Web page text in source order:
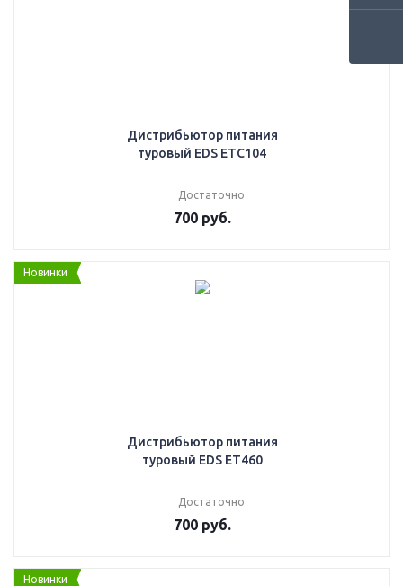
Дистрибьютор питания
туровый EDS ETC104
Достаточно
700руб.
Новинки
Дистрибьютор питания
туровый EDS ET460
Достаточно
700руб.
Новинки